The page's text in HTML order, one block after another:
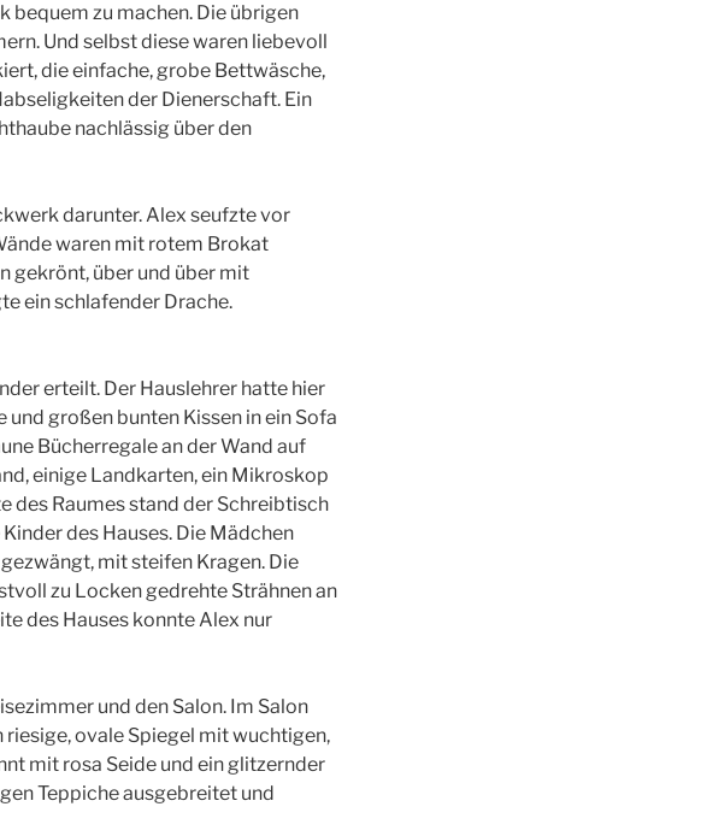
bequem zu machen. Die übrigen
Und selbst diese waren liebevoll
die einfache, grobe Bettwäsche,
der Dienerschaft. Ein
nachlässig über den
darunter. Alex seufzte vor
waren mit rotem Brokat
gekrönt, über und über mit
ein schlafender Drache.
erteilt. Der Hauslehrer hatte hier
großen bunten Kissen in ein Sofa
Bücherregale an der Wand auf
einige Landkarten, ein Mikroskop
des Raumes stand der Schreibtisch
des Hauses. Die Mädchen
mit steifen Kragen. Die
zu Locken gedrehte Strähnen an
des Hauses konnte Alex nur
und den Salon. Im Salon
ovale Spiegel mit wuchtigen,
mit rosa Seide und ein glitzernder
Teppiche ausgebreitet und